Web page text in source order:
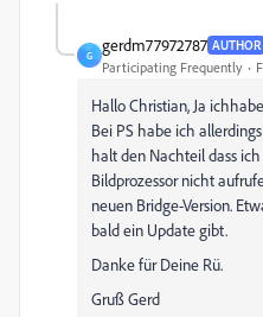
G
gerdm77972787 AUTHOR
Participating Frequently
Hallo Christian, Ja
Bei PS habe ich
halt den Nachteil dass
Bildprozessor nicht
neuen Bridge-Version.
bald ein Update gibt.
Danke für Deine Rü.
Gruß Gerd